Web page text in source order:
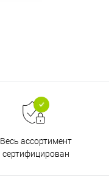
Весь ассортимент
сертифицирован